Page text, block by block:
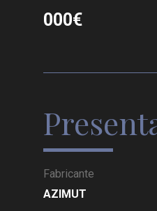
000€
Fabricante
AZIMUT